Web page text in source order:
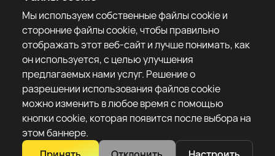
Мы используем собственные файлы cookie и
сторонние файлы cookie, чтобы правильно
отображать этот веб-сайт и лучше понимать, как
он используется, с целью улучшения
предлагаемых нами услуг. Решение о
разрешении использования файлов cookie
можно изменить в любое время с помощью
кнопки cookie, которая появится после выбора на
этом баннере.
RTF United service limited
6 Burrows court, Liverpool, United Kingdom
Рейтинги
Новости
Статьи
Sparring Finder
Уведомление о рисках
Правила сообщества